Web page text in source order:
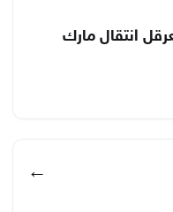
انتقال مارك
←